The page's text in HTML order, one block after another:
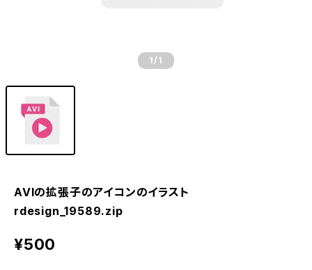
1 /1
AVIの拡張子のアイコンのイラスト
rdesign_19589.zip
¥500